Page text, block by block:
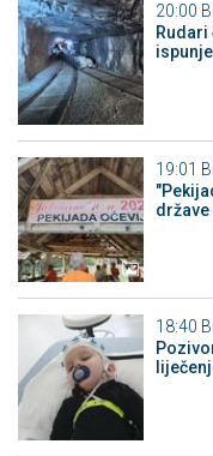
20:00
19:01
18:40